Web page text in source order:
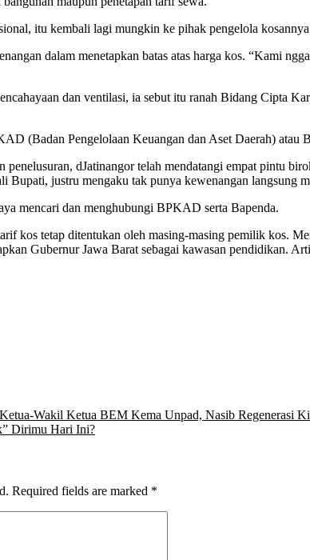
itu kembali lagi mungkin ke pihak pengelola
dalam menetapkan batas atas harga kos. “Kami
dan ventilasi, ia sebut itu ranah Bidang Cipta
(Badan Pengelolaan Keuangan dan Aset Daerah) atau
penelusuran, dJatinangor telah mendatangi empat pintu
Bupati, justru mengaku tak punya kewenangan langsung
mencari dan menghubungi BPKAD serta Bapenda.
kos tetap ditentukan oleh masing-masing pemilik kos.
Gubernur Jawa Barat sebagai kawasan pendidikan.
Wakil Ketua BEM Kema Unpad, Nasib Regenerasi
Dirimu Hari Ini?
Required fields are marked *